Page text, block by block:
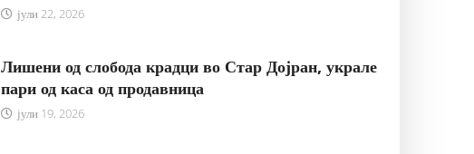
јули 22, 2026
Лишени од слобода крадци во Стар Дојран, украле
пари од каса од продавница
јули 19, 2026